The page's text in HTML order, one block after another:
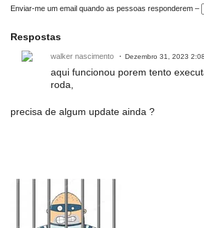
Enviar-me um email quando as pessoas responderem –
Respostas
walker nascimento Dezembro 31, 2023 2:08
aqui funcionou porem tento
roda,
precisa de algum update ainda ?